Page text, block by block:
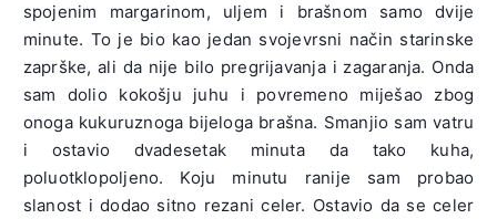
spojenim margarinom, uljem i brašnom samo dvije
minute. To je bio kao jedan svojevrsni način starinske
zaprške, ali da nije bilo pregrijavanja i zagaranja. Onda
sam dolio kokošju juhu i povremeno miješao zbog
onoga kukuruznoga bijeloga brašna. Smanjio sam vatru
i ostavio dvadesetak minuta da tako kuha,
poluotklopoljeno. Koju minutu ranije sam probao
slanost i dodao sitno rezani celer. Ostavio da se celer